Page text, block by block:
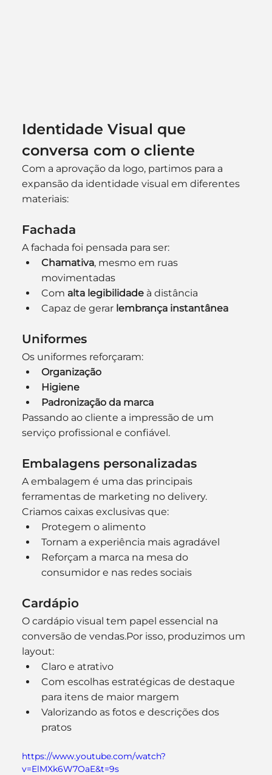
Identidade Visual que
conversa com o cliente
Com a aprovação da logo, partimos para a
expansão da identidade visual em diferentes
materiais:
Fachada
A fachada foi pensada para ser:
Chamativa, mesmo em ruas
movimentadas
Com alta legibilidade à distância
Capaz de gerar lembrança instantânea
Uniformes
Os uniformes reforçaram:
Organização
Higiene
Padronização da marca
Passando ao cliente a impressão de um
serviço profissional e confiável.
Embalagens personalizadas
A embalagem é uma das principais
ferramentas de marketing no delivery.
Criamos caixas exclusivas que:
Protegem o alimento
Tornam a experiência mais agradável
Reforçam a marca na mesa do
consumidor e nas redes sociais
Cardápio
O cardápio visual tem papel essencial na
conversão de vendas.Por isso, produzimos um
layout:
Claro e atrativo
Com escolhas estratégicas de destaque
para itens de maior margem
Valorizando as fotos e descrições dos
pratos
https://www.youtube.com/watch?
v=ElMXk6W7OaE&t=9s